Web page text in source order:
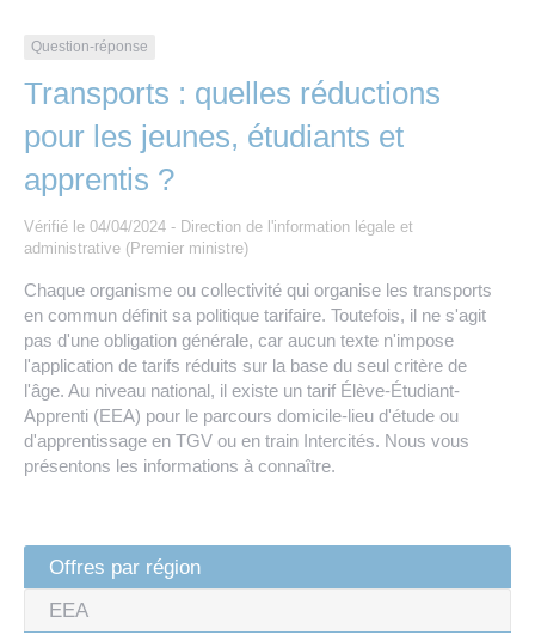
Travaux
Numérique
Annuaire de contacts
Nos publications
Question-réponse
Transports : quelles réductions
pour les jeunes, étudiants et
apprentis ?
Vérifié le 04/04/2024 - Direction de l'information légale et
administrative (Premier ministre)
Chaque organisme ou collectivité qui organise les transports
en commun définit sa politique tarifaire. Toutefois, il ne s'agit
pas d'une obligation générale, car aucun texte n'impose
l'application de tarifs réduits sur la base du seul critère de
l'âge. Au niveau national, il existe un tarif Élève-Étudiant-
Apprenti (EEA) pour le parcours domicile-lieu d'étude ou
d'apprentissage en TGV ou en train Intercités. Nous vous
présentons les informations à connaître.
Offres par région
EEA